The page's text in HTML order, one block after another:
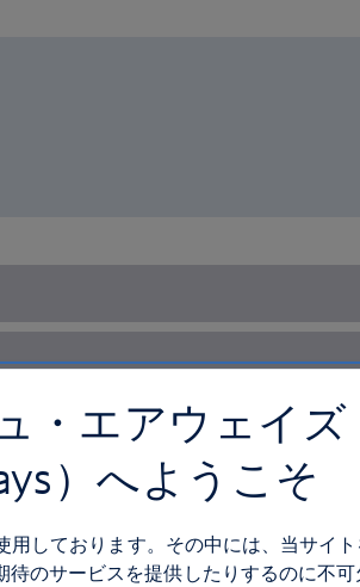
・エアウェイズ
）へようこそ
用しております。その中には、当サイ
のサービスを提供したりするのに不可